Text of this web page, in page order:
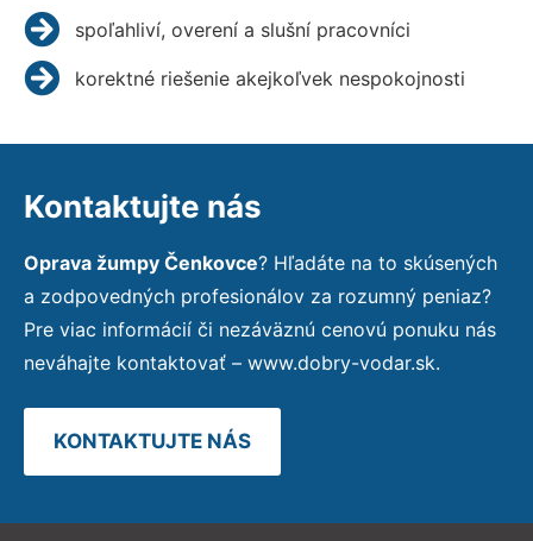
spoľahliví, overení a slušní pracovníci
korektné riešenie akejkoľvek nespokojnosti
Kontaktujte nás
Oprava žumpy Čenkovce? Hľadáte na to skúsených
a zodpovedných profesionálov za rozumný peniaz?
Pre viac informácií či nezáväznú cenovú ponuku nás
neváhajte kontaktovať – www.dobry-vodar.sk.
KONTAKTUJTE NÁS